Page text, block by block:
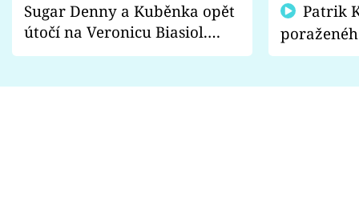
Sugar Denny a Kuběnka opět
útočí na Veronicu Biasiol.
Proč je podle nich falešná a
fanoušci